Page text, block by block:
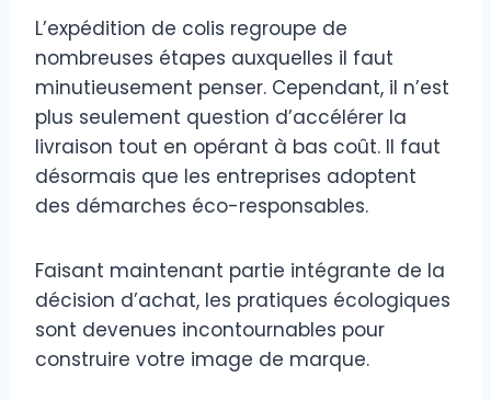
L’expédition de colis regroupe de
nombreuses étapes auxquelles il faut
minutieusement penser. Cependant, il n’est
plus seulement question d’accélérer la
livraison tout en opérant à bas coût. Il faut
désormais que les entreprises adoptent
des démarches éco-responsables.
Faisant maintenant partie intégrante de la
décision d’achat, les pratiques écologiques
sont devenues incontournables pour
construire votre image de marque.